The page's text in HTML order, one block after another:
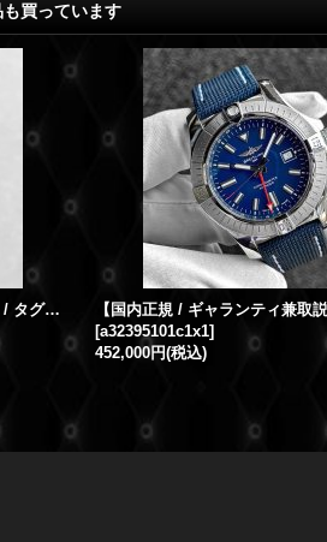
買っています
【希少モデル / 純正BOX / 取説 / 冊子 / タグ】ORIS オリス BC3 アドバンスド デイデイト 735 7641 4164R 黒文字盤 ラバーベルト / 23325
[a32395101c1x1]
452,000円(税込)